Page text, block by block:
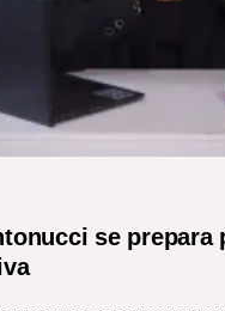
se prepara